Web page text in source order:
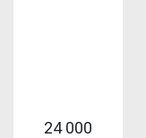
24 000